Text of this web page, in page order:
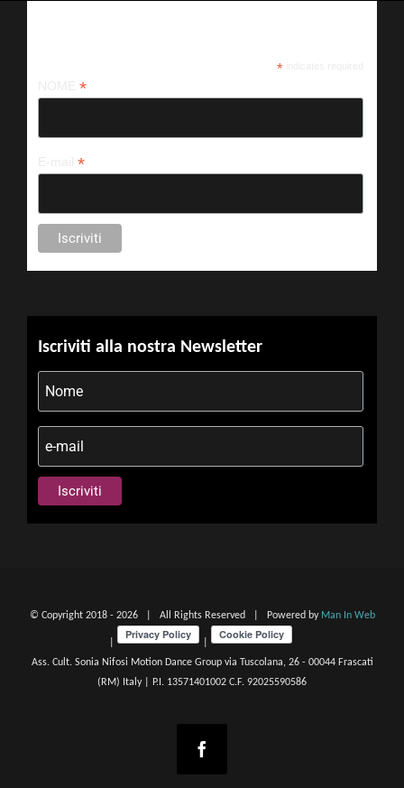
*indicates required
*
*
Iscriviti alla nostra Newsletter
© Copyright 2018 - 2026 | All Rights Reserved | Powered by Man In Web
Ass. Cult. Sonia Nifosi Motion Dance Group via Tuscolana, 26 - 00044 Frascati
(RM) Italy | P.I. 13571401002 C.F. 92025590586
Facebook